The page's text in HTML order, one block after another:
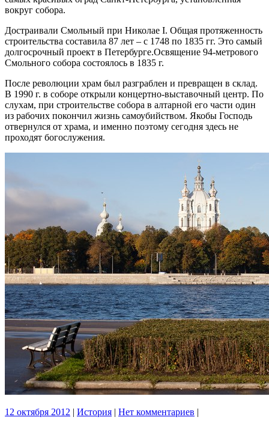
вокруг собора.
Достраивали Смольный при Николае I. Общая протяженность
строительства составила 87 лет – с 1748 по 1835 гг. Это самый
долгосрочный проект в Петербурге.Освящение 94-метрового
Смольного собора состоялось в 1835 г.
После революции храм был разграблен и превращен в склад.
В 1990 г. в соборе открыли концертно-выставочный центр. По
слухам, при строительстве собора в алтарной его части один
из рабочих покончил жизнь самоубийством. Якобы Господь
отвернулся от храма, и именно поэтому сегодня здесь не
проходят богослужения.
12 октября 2012 | История | Нет комментариев |